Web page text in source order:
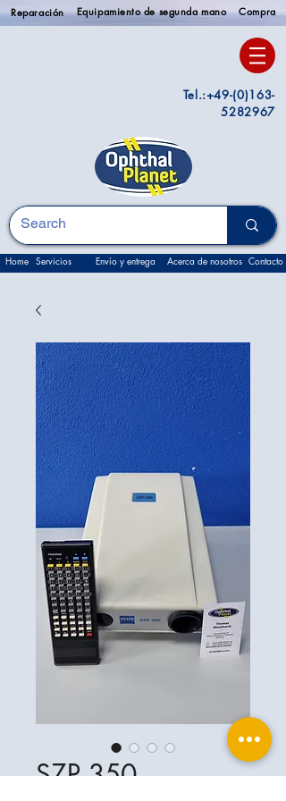
Reparación Equipamiento de segunda mano Compra
Tel.:+49-(0)163-
5282967
Home Servicios Envío y entrega Acerca de nosotros Contacto
SZP 350